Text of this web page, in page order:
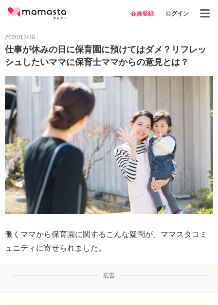
会員登録 ログイン
2020/12/30
仕事が休みの日に保育園に預けてはダメ？リフレッ
シュしたいママに保育士ママからの意見とは？
働くママから保育園に関するこんな疑問が、ママスタコミ
ュニティに寄せられました。
広告